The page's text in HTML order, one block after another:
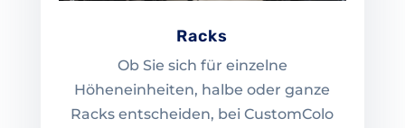
Racks
Ob Sie sich für einzelne
Höheneinheiten, halbe oder ganze
Racks entscheiden, bei CustomColo